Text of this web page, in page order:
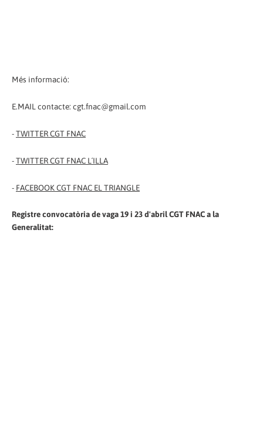
Més informació:
E.MAIL contacte: cgt.fnac@gmail.com
-TWITTER CGT FNAC
-TWITTER CGT FNAC L´ILLA
- FACEBOOK CGT FNAC EL TRIANGLE
Registre convocatòria de vaga 19 i 23 d'abril CGT FNAC a la
Generalitat: